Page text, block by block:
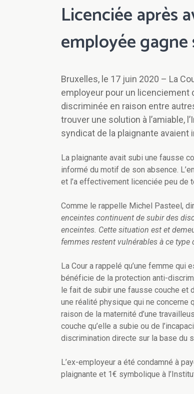
Licenciée après
employée
Bruxelles, le 17 juin 2020 – La
employeur pour un licenciement
discriminée en raison entre
trouver une solution à l’amiable,
syndicat de la plaignante avaient
La plaignante avait subi une fausse
informé du motif de son absence.
et l’a effectivement licenciée peu de
Comme le rappelle Michel Pasteel,
enceintes continuent de subir des
enceintes. Cette situation est et
femmes restent vulnérables à ce type
La Cour a rappelé qu’une femme qui
bénéficie de la protection anti-
le fait de subir une fausse couche et
une réalité physique qui ne concerne
raison de la maternité d’une
couche qu’elle a subie ou de
discrimination directe sur la base du
L’ex-employeur a été condamné à
plaignante et 1€ symbolique à